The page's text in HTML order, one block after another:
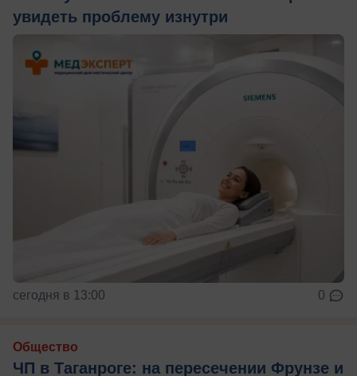
увидеть проблему изнутри
сегодня в 13:00 0
Общество
ЧП в Таганроге: на пересечении Фрунзе и